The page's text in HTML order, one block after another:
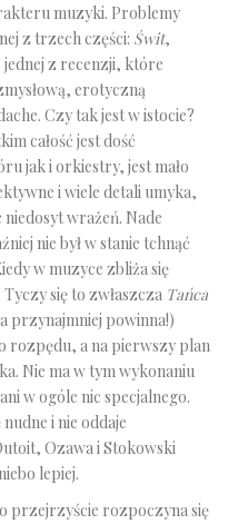
muzyki. Problemy
z trzech części: Świt,
jednej z recenzji, które
erotyczną
Czy tak jest w istocie?
całość jest dość
jak i orkiestry, jest mało
i wiele detali umyka,
wrażeń. Nade
nie był w stanie tchnąć
w muzyce zbliża się
się to zwłaszcza Tańca
przynajmniej powinna!)
rozpędu, a na pierwszy plan
Nie ma w tym wykonaniu
w ogóle nic specjalnego.
i nie oddaje
Ozawa i Stokowski
lepiej.
przejrzyście rozpoczyna się